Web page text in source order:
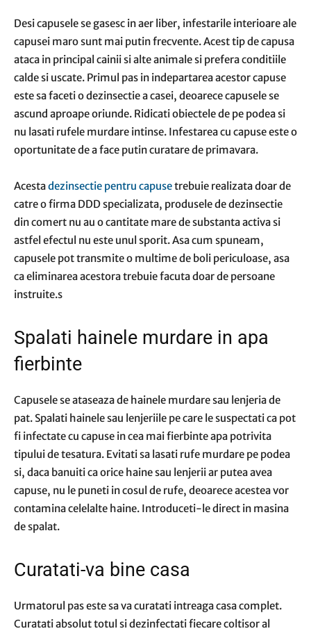
Desi capusele se gasesc in aer liber, infestarile interioare ale
capusei maro sunt mai putin frecvente. Acest tip de capusa
ataca in principal cainii si alte animale si prefera conditiile
calde si uscate. Primul pas in indepartarea acestor capuse
este sa faceti o dezinsectie a casei, deoarece capusele se
ascund aproape oriunde. Ridicati obiectele de pe podea si
nu lasati rufele murdare intinse. Infestarea cu capuse este o
oportunitate de a face putin curatare de primavara.
Acestadezinsectie pentru capusetrebuie realizata doar de
catre o firma DDD specializata, produsele de dezinsectie
din comert nu au o cantitate mare de substanta activa si
astfel efectul nu este unul sporit. Asa cum spuneam,
capusele pot transmite o multime de boli periculoase, asa
ca eliminarea acestora trebuie facuta doar de persoane
instruite.s
Spalati hainele murdare in apa
fierbinte
Capusele se ataseaza de hainele murdare sau lenjeria de
pat. Spalati hainele sau lenjeriile pe care le suspectati ca pot
fi infectate cu capuse in cea mai fierbinte apa potrivita
tipului de tesatura. Evitati sa lasati rufe murdare pe podea
si, daca banuiti ca orice haine sau lenjerii ar putea avea
capuse, nu le puneti in cosul de rufe, deoarece acestea vor
contamina celelalte haine. Introduceti-le direct in masina
de spalat.
Curatati-va bine casa
Urmatorul pas este sa va curatati intreaga casa complet.
Curatati absolut totul si dezinfectati fiecare coltisor al